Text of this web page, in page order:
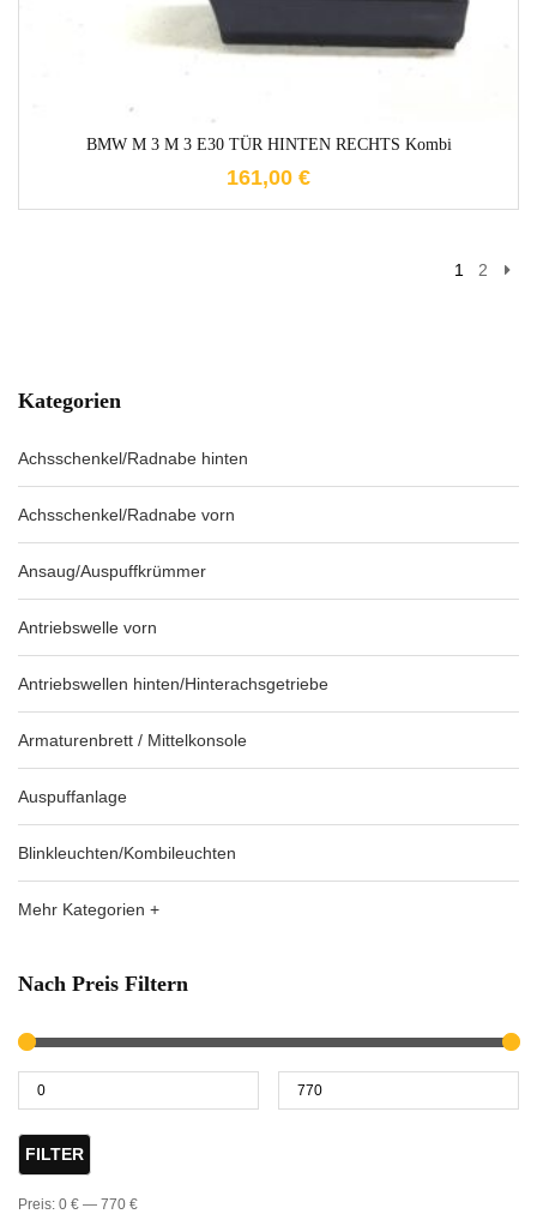
Kategorien
Achsschenkel/Radnabe hinten
Achsschenkel/Radnabe vorn
Ansaug/Auspuffkrümmer
Antriebswelle vorn
Antriebswellen hinten/Hinterachsgetriebe
Armaturenbrett / Mittelkonsole
Auspuffanlage
Blinkleuchten/Kombileuchten
Mehr Kategorien +
Nach Preis Filtern
FILTER
Preis: 0 € — 770 €
BMW M 3 M 3 E30 TÜR HINTEN RECHTS Kombi
161,00 €
1 2